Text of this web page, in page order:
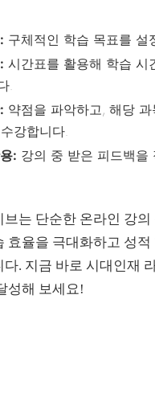
구체적인 학습 목표를 설
시간표를 활용해 학습 시
.
약점을 파악하고, 해당
강합니다.
: 강의 중 받은 피드백을
는 단순한 온라인 강의
효율을 극대화하고 성
. 지금 바로 시대인재
성해 보세요!